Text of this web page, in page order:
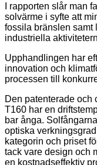
I rapporten slår man
solvärme i syfte att
fossila bränslen samt
industriella
Upphandlingen har
innovation och
processen till
Den patenterade och
T160 har en
bar ånga.
optiska
kategorin och priset
tack vare design och
en kostnadseffektiv